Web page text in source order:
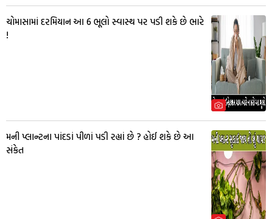
ચોમાસામાં દરમિયાન આ 6 ભૂલો સ્વાસ્થ પર પડી શકે છે ભારે
!
મની પ્લાન્ટના પાંદડાં પીળાં પડી રહ્યાં છે ? હોઈ શકે છે આ
સંકેત